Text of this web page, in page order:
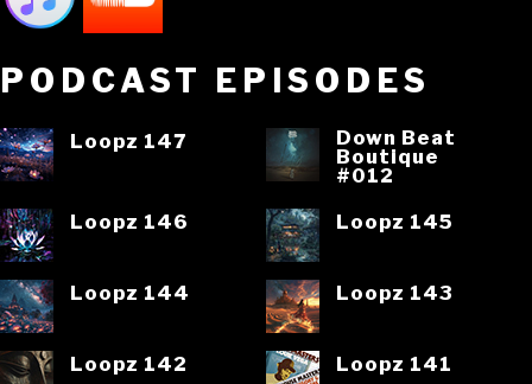
PODCAST EPISODES
Loopz 147
Down Beat
Boutique
#012
Loopz 146
Loopz 145
Loopz 144 Loopz 143
Loopz 142 Loopz 141